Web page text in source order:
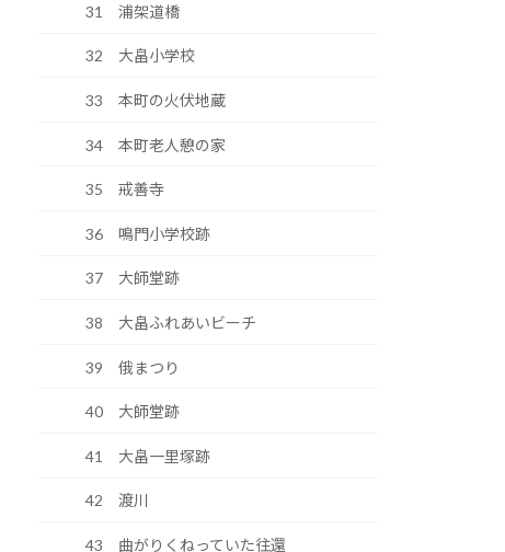
31 浦架道橋
32 大畠小学校
33 本町の火伏地蔵
34 本町老人憩の家
35 戒善寺
36 鳴門小学校跡
37 大師堂跡
38 大畠ふれあいビーチ
39 俄まつり
40 大師堂跡
41 大畠一里塚跡
42 渡川
43 曲がりくねっていた往還